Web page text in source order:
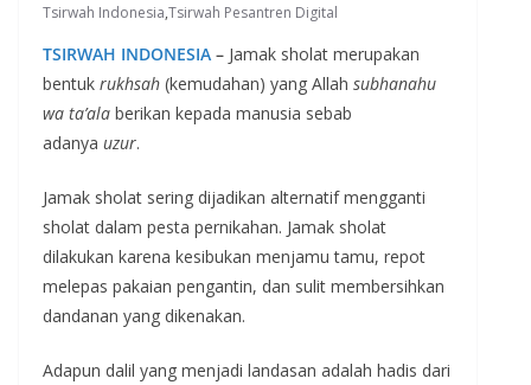
Tsirwah Indonesia,Tsirwah Pesantren Digital
TSIRWAH INDONESIA – Jamak sholat merupakan
bentuk rukhsah (kemudahan) yang Allah subhanahu
wa ta’ala berikan kepada manusia sebab
adanya uzur.
Jamak sholat sering dijadikan alternatif mengganti
sholat dalam pesta pernikahan. Jamak sholat
dilakukan karena kesibukan menjamu tamu, repot
melepas pakaian pengantin, dan sulit membersihkan
dandanan yang dikenakan.
Adapun dalil yang menjadi landasan adalah hadis dari